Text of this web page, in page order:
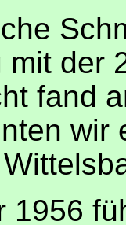
mit der
fand
wir
1956